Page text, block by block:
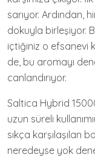
sarıyor. Ardından,
dokuyla birleşiyor.
içtiğiniz o efsanevi
de, bu aromayı
canlandırıyor.
Saltica Hybrid
uzun süreli
sıkça karşılaşılan
neredeyse yok